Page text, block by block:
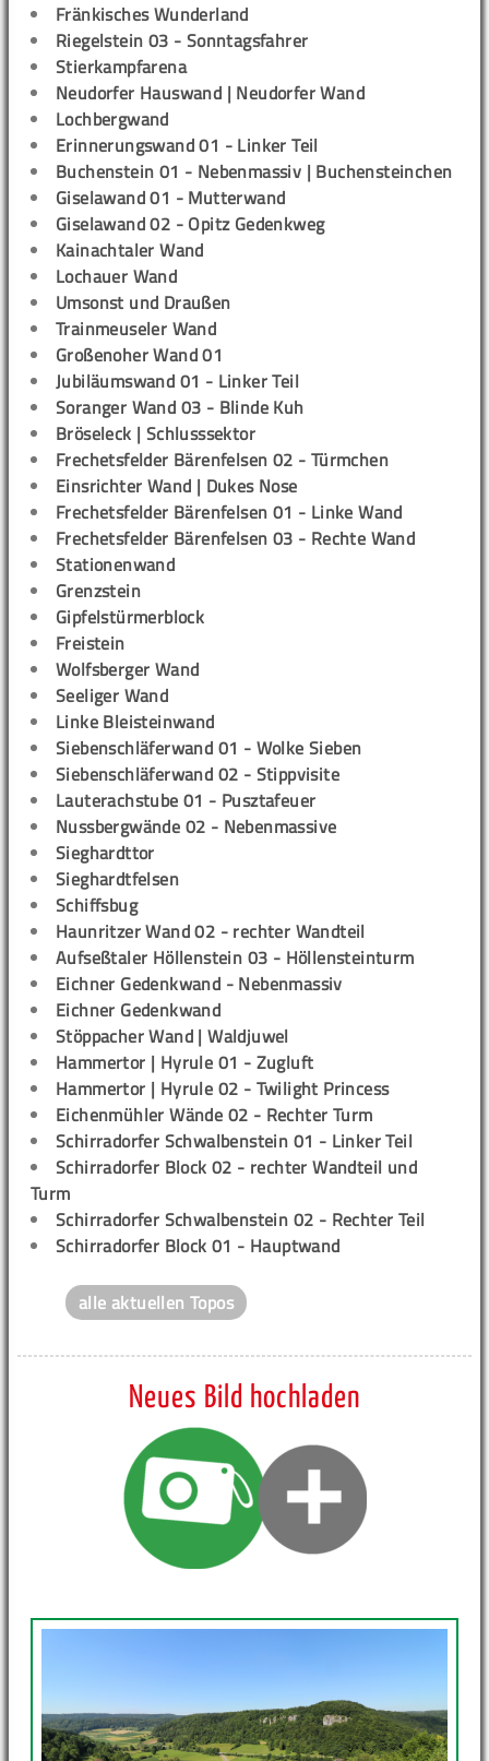
Fränkisches Wunderland
Riegelstein 03 - Sonntagsfahrer
Stierkampfarena
Neudorfer Hauswand | Neudorfer Wand
Lochbergwand
Erinnerungswand 01 - Linker Teil
Buchenstein 01 - Nebenmassiv | Buchensteinchen
Giselawand 01 - Mutterwand
Giselawand 02 - Opitz Gedenkweg
Kainachtaler Wand
Lochauer Wand
Umsonst und Draußen
Trainmeuseler Wand
Großenoher Wand 01
Jubiläumswand 01 - Linker Teil
Soranger Wand 03 - Blinde Kuh
Bröseleck | Schlusssektor
Frechetsfelder Bärenfelsen 02 - Türmchen
Einsrichter Wand | Dukes Nose
Frechetsfelder Bärenfelsen 01 - Linke Wand
Frechetsfelder Bärenfelsen 03 - Rechte Wand
Stationenwand
Grenzstein
Gipfelstürmerblock
Freistein
Wolfsberger Wand
Seeliger Wand
Linke Bleisteinwand
Siebenschläferwand 01 - Wolke Sieben
Siebenschläferwand 02 - Stippvisite
Lauterachstube 01 - Pusztafeuer
Nussbergwände 02 - Nebenmassive
Sieghardttor
Sieghardtfelsen
Schiffsbug
Haunritzer Wand 02 - rechter Wandteil
Aufseßtaler Höllenstein 03 - Höllensteinturm
Eichner Gedenkwand - Nebenmassiv
Eichner Gedenkwand
Stöppacher Wand | Waldjuwel
Hammertor | Hyrule 01 - Zugluft
Hammertor | Hyrule 02 - Twilight Princess
Eichenmühler Wände 02 - Rechter Turm
Schirradorfer Schwalbenstein 01 - Linker Teil
Schirradorfer Block 02 - rechter Wandteil und
Turm
Schirradorfer Schwalbenstein 02 - Rechter Teil
Schirradorfer Block 01 - Hauptwand
alle aktuellen Topos
Neues Bild hochladen